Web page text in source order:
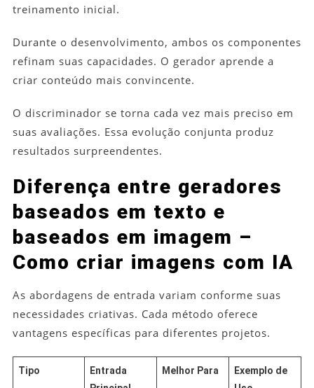
treinamento inicial.
Durante o desenvolvimento, ambos os componentes
refinam suas capacidades. O gerador aprende a
criar conteúdo mais convincente.
O discriminador se torna cada vez mais preciso em
suas avaliações. Essa evolução conjunta produz
resultados surpreendentes.
Diferença entre geradores
baseados em texto e
baseados em imagem –
Como criar imagens com IA
As abordagens de entrada variam conforme suas
necessidades criativas. Cada método oferece
vantagens específicas para diferentes projetos.
Tipo
Entrada
Melhor Para
Exemplo de